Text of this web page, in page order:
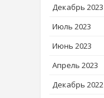
Декабрь 2023
Июль 2023
Июнь 2023
Апрель 2023
Декабрь 2022